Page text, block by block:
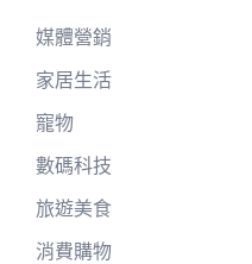
媒體營銷
家居生活
寵物
數碼科技
旅遊美食
消費購物